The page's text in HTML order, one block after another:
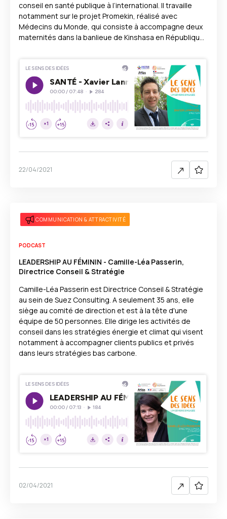
conseil en santé publique à l’international. Il travaille
notamment sur le projet Promekin, réalisé avec
Médecins du Monde, qui consiste à accompagne deux
maternités dans la banlieue de Kinshasa en République
22/04/2021
COMMUNICATION & ATTRACTIVITÉ
PODCAST
LEADERSHIP AU FÉMININ - Camille-Léa Passerin,
Directrice Conseil & Stratégie
Camille-Léa Passerin est Directrice Conseil & Stratégie
au sein de Suez Consulting. A seulement 35 ans, elle
siège au comité de direction et est à la tête d'une
équipe de 50 personnes. Elle dirige les activités de
conseil dans les stratégies énergie et climat qui visent
notamment à accompagner clients publics et privés
dans leurs stratégies bas carbone.
02/04/2021